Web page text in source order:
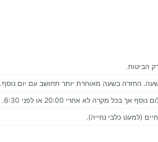
הביטוח.
מקרה לא אחרי 20:00 או לפני 6:30.
(למעט כלבי נחייה).